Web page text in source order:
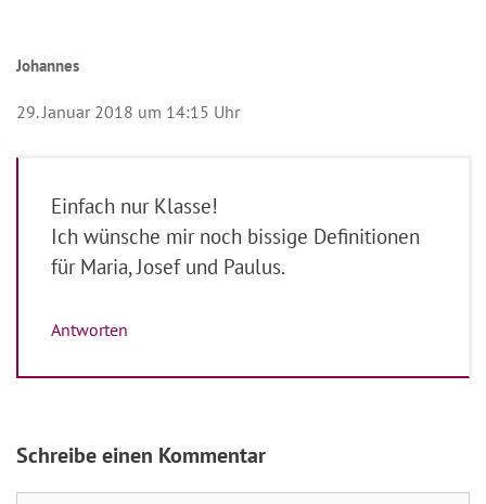
Johannes
29. Januar 2018 um 14:15 Uhr
Einfach nur Klasse!
Ich wünsche mir noch bissige Definitionen
für Maria, Josef und Paulus.
Antworten
Schreibe einen Kommentar